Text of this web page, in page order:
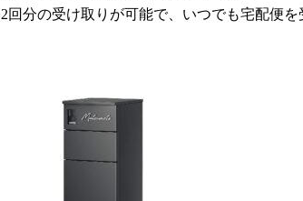
回分の受け取りが可能で、いつでも宅配便を